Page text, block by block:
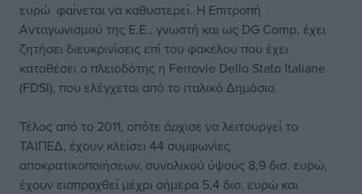
ευρώ φαίνεται να καθυστερεί. Η Επιτροπή
Ανταγωνισμού της Ε.Ε., γνωστή και ως DG Comp, έχει
ζητήσει διευκρινίσεις επί του φακέλου που έχει
καταθέσει ο πλειοδότης η Ferrovie Dello Stato Italiane
(FDSI), που ελέγχεται από το ιταλικό Δημόσιο.
Τέλος από το 2011, οπότε άρχισε να λειτουργεί το
ΤΑΙΠΕΔ, έχουν κλείσει 44 συμφωνίες
αποκρατικοποιήσεων, συνολικού ύψους 8,9 δισ. ευρώ,
έχουν εισπραχθεί μέχρι σήμερα 5,4 δισ. ευρώ και